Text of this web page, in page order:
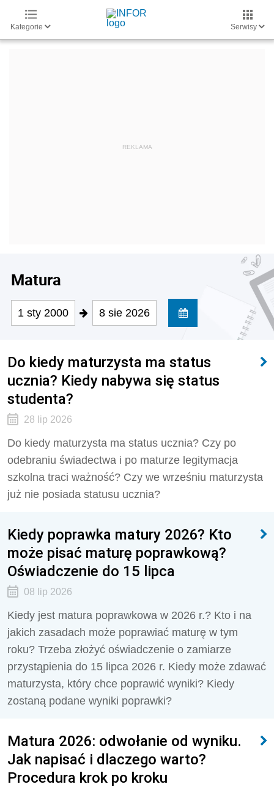
Kategorie Serwisy
Matura
1 sty 2000 8 sie 2026
Do kiedy maturzysta ma status
ucznia? Kiedy nabywa się status
studenta?
28 lip 2026
Do kiedy maturzysta ma status ucznia? Czy po
odebraniu świadectwa i po maturze legitymacja
szkolna traci ważność? Czy we wrześniu maturzysta
już nie posiada statusu ucznia?
Kiedy poprawka matury 2026? Kto
może pisać maturę poprawkową?
Oświadczenie do 15 lipca
08 lip 2026
Kiedy jest matura poprawkowa w 2026 r.? Kto i na
jakich zasadach może poprawiać maturę w tym
roku? Trzeba złożyć oświadczenie o zamiarze
przystąpienia do 15 lipca 2026 r. Kiedy może zdawać
maturzysta, który chce poprawić wyniki? Kiedy
zostaną podane wyniki poprawki?
Matura 2026: odwołanie od wyniku.
Jak napisać i dlaczego warto?
Procedura krok po kroku